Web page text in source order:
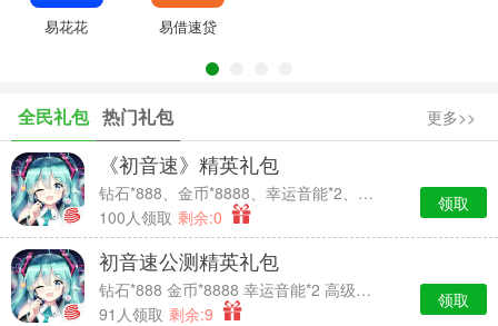
以上就是如何处理恶意软件的操作方法，学会了就赶紧试试吧。
易花花 易借速贷
全民礼包 热门礼包 更多>>
《初音速》精英礼包
钻石*888、金币*8888、幸运音能*2、高级经验卡*2
100人领取 剩余:0
领取
初音速公测精英礼包
钻石*888 金币*8888 幸运音能*2 高级经验卡*2
91人领取 剩余:9
领取